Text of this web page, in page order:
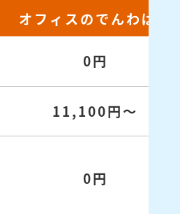
オフィスのでんわばん
0円
11,100円～
0円